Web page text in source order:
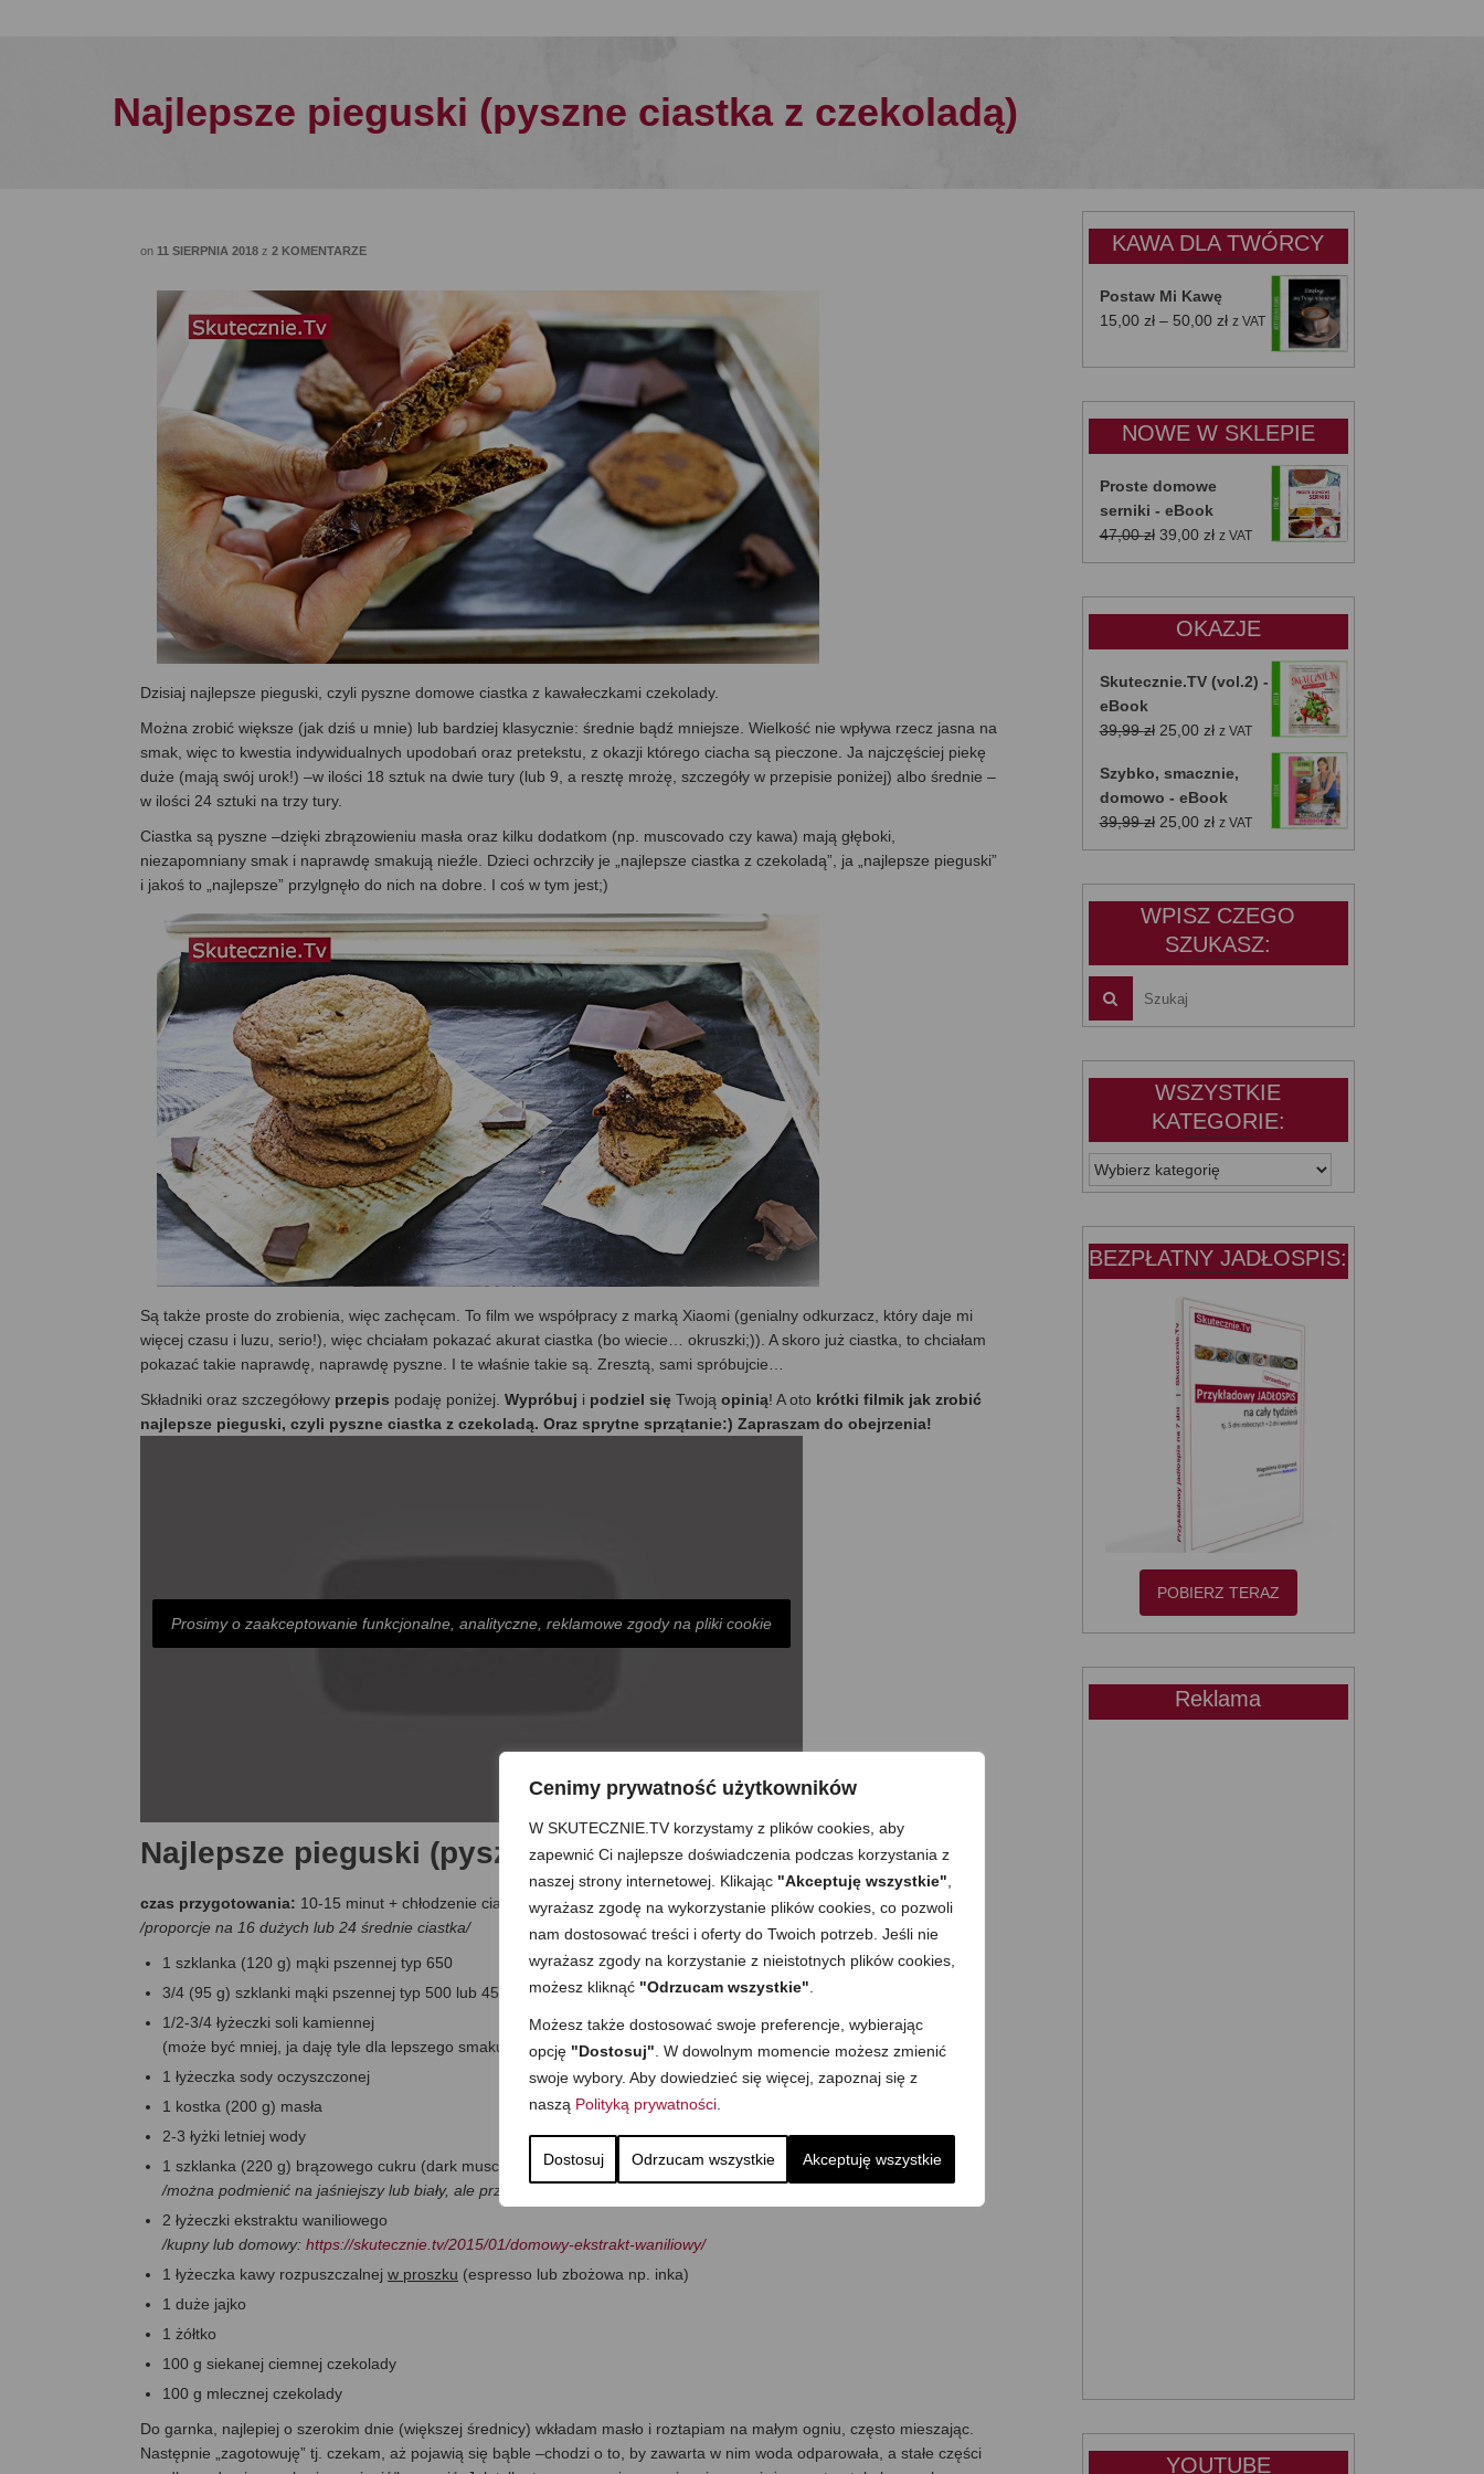
Cenimy prywatność użytkowników
W SKUTECZNIE.TV korzystamy z plików cookies, aby
zapewnić Ci najlepsze doświadczenia podczas korzystania z
naszej strony internetowej. Klikając "Akceptuję wszystkie"
wyrażasz zgodę na wykorzystanie plików cookies, co pozwoli
nam dostosować treści i oferty do Twoich potrzeb. Jeśli nie
wyrażasz zgody na korzystanie z nieistotnych plików cookies,
możesz kliknąć "Odrzucam wszystkie"
Możesz także dostosować swoje preferencje, wybierając
opcję "Dostosuj" . W dowolnym momencie możesz zmienić
swoje wybory. Aby dowiedzieć się więcej, zapoznaj się z
naszą Polityką prywatności
Dostosuj Odrzucam wszystkie Akceptuję wszystkie
Najlepsze pieguski (pyszne ciastka z czekoladą)
on 11 SIERPNIA 2018 z 2 KOMENTARZE
Dzisiaj najlepsze pieguski, czyli pyszne domowe ciastka z kawałeczkami czekolady.
Można zrobić większe (jak dziś u mnie) lub bardziej klasycznie: średnie bądź mniejsze. Wielkość nie wpływa rzecz jasna na
smak, więc to kwestia indywidualnych upodobań oraz pretekstu, z okazji którego ciacha są pieczone. Ja najczęściej piekę
duże (mają swój urok!) –w ilości 18 sztuk na dwie tury (lub 9, a resztę mrożę, szczegóły w przepisie poniżej) albo średnie –
w ilości 24 sztuki na trzy tury.
Ciastka są pyszne –dzięki zbrązowieniu masła oraz kilku dodatkom (np. muscovado czy kawa) mają głęboki,
niezapomniany smak i naprawdę smakują nieźle. Dzieci ochrzciły je „najlepsze ciastka z czekoladą”, ja „najlepsze pieguski”
i jakoś to „najlepsze” przylgnęło do nich na dobre. I coś w tym jest;)
Są także proste do zrobienia, więc zachęcam. To film we współpracy z marką Xiaomi (genialny odkurzacz, który daje mi
więcej czasu i luzu, serio!), więc chciałam pokazać akurat ciastka (bo wiecie… okruszki;)). A skoro już ciastka, to chciałam
pokazać takie naprawdę, naprawdę pyszne. I te właśnie takie są. Zresztą, sami spróbujcie…
Składniki oraz szczegółowy przepis podaję poniżej. Wypróbuj i podziel się Twoją opinią! A oto krótki filmik jak zrobić
najlepsze pieguski, czyli pyszne ciastka z czekoladą. Oraz sprytne sprzątanie:) Zapraszam do obejrzenia!
Prosimy o zaakceptowanie funkcjonalne, analityczne, reklamowe zgody na pliki cookie
Najlepsze pieguski (pyszne ciastka z czekoladą)
czas przygotowania: 10-15 minut + chłodzenie ciasta + 12-14 minut pieczenia
/proporcje na 16 dużych lub 24 średnie ciastka/
1 szklanka (120 g) mąki pszennej typ 650
3/4 (95 g) szklanki mąki pszennej typ 500 lub 450
1/2-3/4 łyżeczki soli kamiennej
(może być mniej, ja daję tyle dla lepszego smaku)
1 łyżeczka sody oczyszczonej
1 kostka (200 g) masła
2-3 łyżki letniej wody
1 szklanka (220 g) brązowego cukru (dark muscovado)
/można podmienić na jaśniejszy lub biały, ale przełoży się to na smak ciastek/
2 łyżeczki ekstraktu waniliowego
/kupny lub domowy: https://skutecznie.tv/2015/01/domowy-ekstrakt-waniliowy/
1 łyżeczka kawy rozpuszczalnej w proszku (espresso lub zbożowa np. inka)
1 duże jajko
1 żółtko
100 g siekanej ciemnej czekolady
100 g mlecznej czekolady
Do garnka, najlepiej o szerokim dnie (większej średnicy) wkładam masło i roztapiam na małym ogniu, często mieszając.
Następnie „zagotowuję” tj. czekam, aż pojawią się bąble –chodzi o to, by zawarta w nim woda odparowała, a stałe części
KAWA DLA TWÓRCY
Postaw Mi Kawę
15,00 zł – 50,00 złZakres
od
do
50,00 zł
z VAT
NOWE W SKLEPIE
Proste domowe
serniki - eBook
47,00zł Pierwotna
cena
39,00 złAktualna
cena
z VAT
OKAZJE
Skutecznie.TV (vol.2) -
eBook
39,99zł Pierwotna
wynosiła:
39,99 zł.
25,00 złAktualna
wynosi:
25,00 zł.
z VAT
Szybko, smacznie,
domowo - eBook
39,99zł Pierwotna
cena
25,00 złAktualna
cena
z VAT
WPISZ CZEGO
SZUKASZ:
WSZYSTKIE
KATEGORIE:
WSZYSTKIE
KATEGORIE:
BEZPŁATNY JADŁOSPIS:
POBIERZ TERAZ
Reklama
YOUTUBE